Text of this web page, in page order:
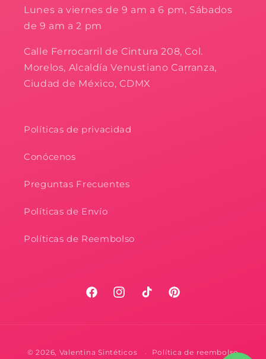
Lunes a viernes de 9 am a 6 pm, Sábados
de 9 am a 2 pm
Calle Ferrocarril de Cintura 208, Col.
Morelos, Alcaldía Venustiano Carranza,
Ciudad de México, CDMX
Políticas de privacidad
Conócenos
Preguntas Frecuentes
Políticas de Envío
Políticas de Reembolso
FacebookInstagramTikTokPinterest
© 2026, Valentina Sintéticos Política de reembolso